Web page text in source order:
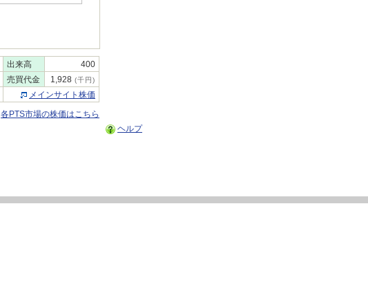
出来高
400
売買代金 1,928 (千円)
メインサイト株価
各PTS市場の株価はこちら
ヘルプ